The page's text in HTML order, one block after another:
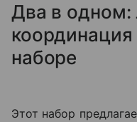
Два в одном:
наборе
Этот набор